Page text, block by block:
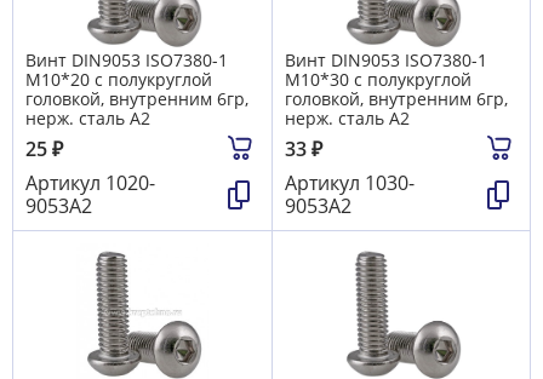
Винт DIN9053 ISO7380-1
М10*20 с полукруглой
головкой, внутренним 6гр,
нерж. сталь A2
25₽
Артикул 1020-
9053А2
Винт DIN9053 ISO7380-1
М10*30 с полукруглой
головкой, внутренним 6гр,
нерж. сталь A2
33₽
Артикул 1030-
9053А2